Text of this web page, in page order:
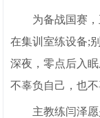
为备战国赛
在集训室练设备;
深夜，零点后入
不辜负自己，也不
主教练闫泽